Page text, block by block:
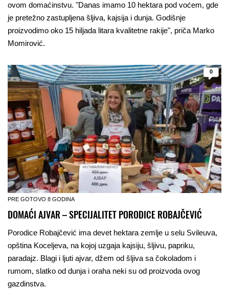
ovom domaćinstvu. "Danas imamo 10 hektara pod voćem, gde
je pretežno zastupljena šljiva, kajsija i dunja. Godišnje
proizvodimo oko 15 hiljada litara kvalitetne rakije", priča Marko
Momirović.
0
PRE GOTOVO 8 GODINA
DOMAĆI AJVAR – SPECIJALITET PORODICE ROBAJČEVIĆ
Porodice Robajčević ima devet hektara zemlje u selu Svileuva,
opština Koceljeva, na kojoj uzgaja kajsiju, šljivu, papriku,
paradajz. Blagi i ljuti ajvar, džem od šljiva sa čokoladom i
rumom, slatko od dunja i oraha neki su od proizvoda ovog
gazdinstva.